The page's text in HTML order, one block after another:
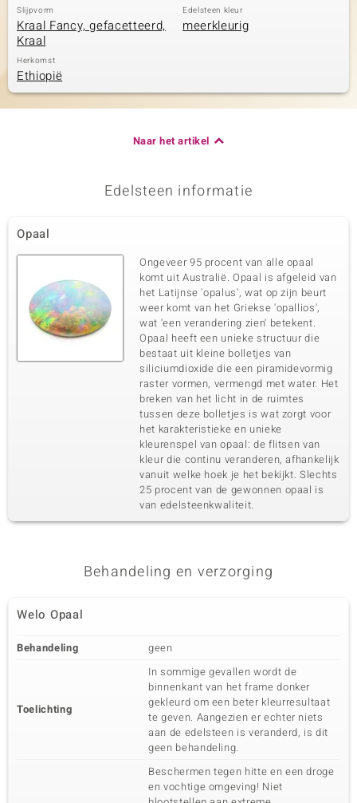
Slijpvorm
Kraal Fancy, gefacetteerd,
Kraal
Edelsteen kleur
meerkleurig
Herkomst
Ethiopië
Naar het artikel
Edelsteen informatie
Opaal
Ongeveer 95 procent van alle opaal
komt uit Australië. Opaal is afgeleid van
het Latijnse 'opalus', wat op zijn beurt
weer komt van het Griekse 'opallios',
wat 'een verandering zien' betekent.
Opaal heeft een unieke structuur die
bestaat uit kleine bolletjes van
siliciumdioxide die een piramidevormig
raster vormen, vermengd met water. Het
breken van het licht in de ruimtes
tussen deze bolletjes is wat zorgt voor
het karakteristieke en unieke
kleurenspel van opaal: de flitsen van
kleur die continu veranderen, afhankelijk
vanuit welke hoek je het bekijkt. Slechts
25 procent van de gewonnen opaal is
van edelsteenkwaliteit.
Behandeling en verzorging
Welo Opaal
Behandeling geen
Toelichting
In sommige gevallen wordt de
binnenkant van het frame donker
gekleurd om een beter kleurresultaat
te geven. Aangezien er echter niets
aan de edelsteen is veranderd, is dit
geen behandeling.
Beschermen tegen hitte en een droge
en vochtige omgeving! Niet